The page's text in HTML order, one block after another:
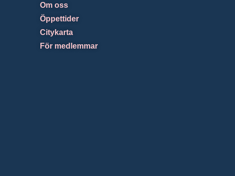
Om oss
Öppettider
Citykarta
För medlemmar